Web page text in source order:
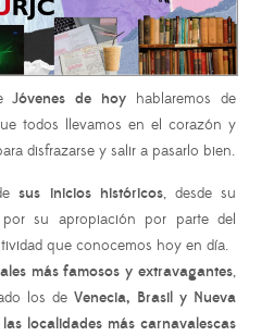
Jóvenes de hoy hablaremos de
todos llevamos en el corazón y
disfrazarse y salir a pasarlo bien.
sus inicios históricos, desde su
su apropiación por parte del
que conocemos hoy en día.
más famosos y extravagantes,
los deVenecia, Brasil y Nueva
localidades más carnavalescas